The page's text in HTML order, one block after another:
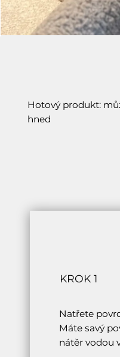
Hotový produkt:
hned
KROK 1
Natřete
Máte savý
nátěr vodou